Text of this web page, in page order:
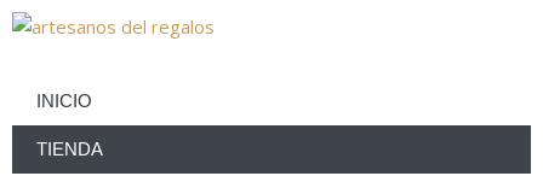
INICIO
TIENDA